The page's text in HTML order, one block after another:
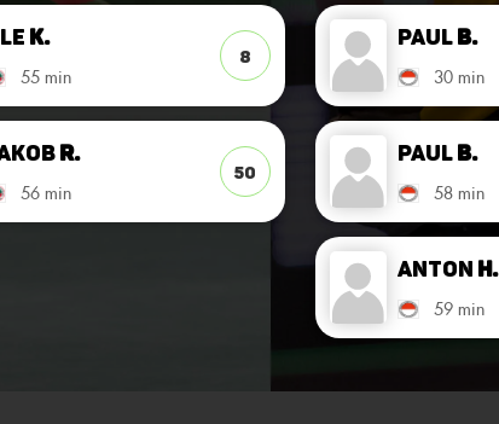
PaulB.
30 min
K.
55 min
8
R.
56 min
50
PaulB.
58 min
Anton H.
59 min